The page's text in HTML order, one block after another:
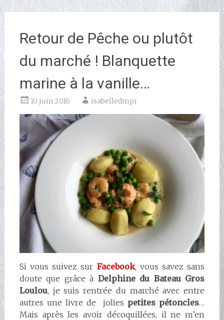
Retour de Pêche ou plutôt
du marché ! Blanquette
marine à la vanille…
10 juin 2016 isabelledmpr
Si vous suivez sur Facebook, vous savez sans
doute que grâce à Delphine du Bateau Gros
Loulou, je suis rentrée du marché avec entre
autres une livre de jolies petites pétoncles…
Mais après les avoir décoquillées, il ne m’en